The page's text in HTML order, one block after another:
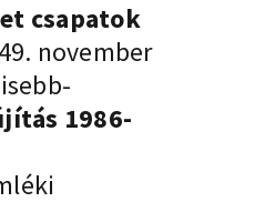
csapatok
november
1986-